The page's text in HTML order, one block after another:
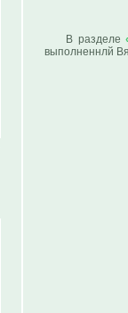
В разделе
выполненнлй